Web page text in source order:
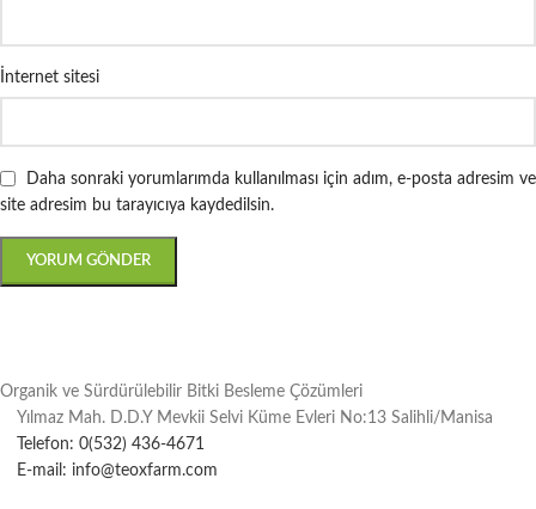
İnternet sitesi
Daha sonraki yorumlarımda kullanılması için adım, e-posta adresim ve
site adresim bu tarayıcıya kaydedilsin.
Organik ve Sürdürülebilir Bitki Besleme Çözümleri
Yılmaz Mah. D.D.Y Mevkii Selvi Küme Evleri No:13 Salihli/Manisa
Telefon: 0(532) 436-4671
E-mail: info@teoxfarm.com